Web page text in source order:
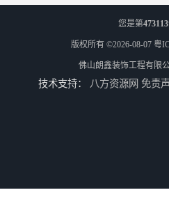
您是第473113
版权所有 ©2026-08-07 粤
佛山朗鑫装饰工程有限
技术支持： 八方资源网 免责